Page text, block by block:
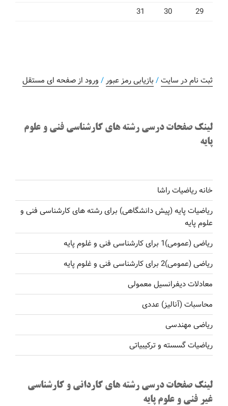
29
30
31
ثبت نام در سایت/ بازیابی رمز عبور / ورود از صفحه ای مستقل
لینک صفحات درسی رشته های کارشناسی فنی و علوم
پایه
خانه ریاضیات راشا
ریاضیات پایه (پیش دانشگاهی) برای رشته های کارشناسی فنی و
علوم پایه
ریاضی (عمومی)1 برای کارشناسی فنی و غلوم پایه
ریاضی (عمومی)2 برای کارشناسی فنی و غلوم پایه
معادلات دیفرانسیل معمولی
محاسبات (آنالیز) عددی
ریاضی مهندسی
ریاضیات گسسته و ترکیبیاتی
لینک صفحات درسی رشته های کاردانی و کارشناسی
غیر فنی و علوم پایه